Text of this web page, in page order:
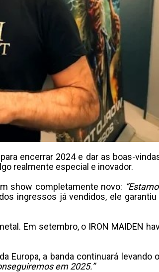
encerrar 2024 e dar as boas-
realmente especial e inovador.
show completamente novo:
ingressos já vendidos, ele
Em setembro, o IRON MAIDEN
Europa, a banda continuará levando
em 2025.”